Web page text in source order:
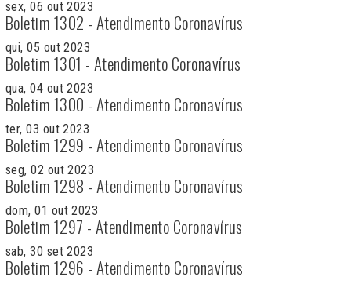
sex, 06 out 2023
Boletim 1302 - Atendimento Coronavírus
qui, 05 out 2023
Boletim 1301 - Atendimento Coronavírus
qua, 04 out 2023
Boletim 1300 - Atendimento Coronavírus
ter, 03 out 2023
Boletim 1299 - Atendimento Coronavírus
seg, 02 out 2023
Boletim 1298 - Atendimento Coronavírus
dom, 01 out 2023
Boletim 1297 - Atendimento Coronavírus
sab, 30 set 2023
Boletim 1296 - Atendimento Coronavírus